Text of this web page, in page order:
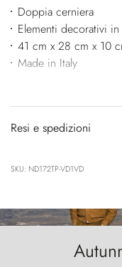
Doppia cerniera
Elementi decorativi
41 cm x 28 cm x 10
Made in Italy
Resi e spedizioni
SKU: ND172TP-VD1VD